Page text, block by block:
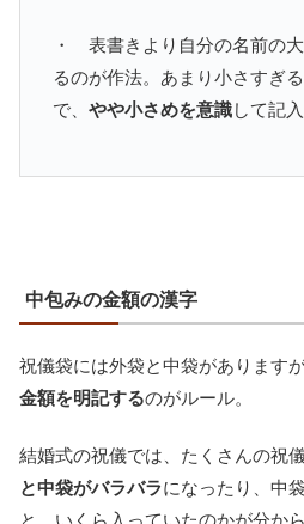
・ 表書きより自分の名前の
るのが作法。あまり小さすぎ
で、 やや小さめを意識して記
中包みの金額の漢字
祝儀袋には外袋と中袋があります
金額を明記するのがルール。
結婚式の祝儀では、たくさんの祝
と中袋がバラバラになったり、中